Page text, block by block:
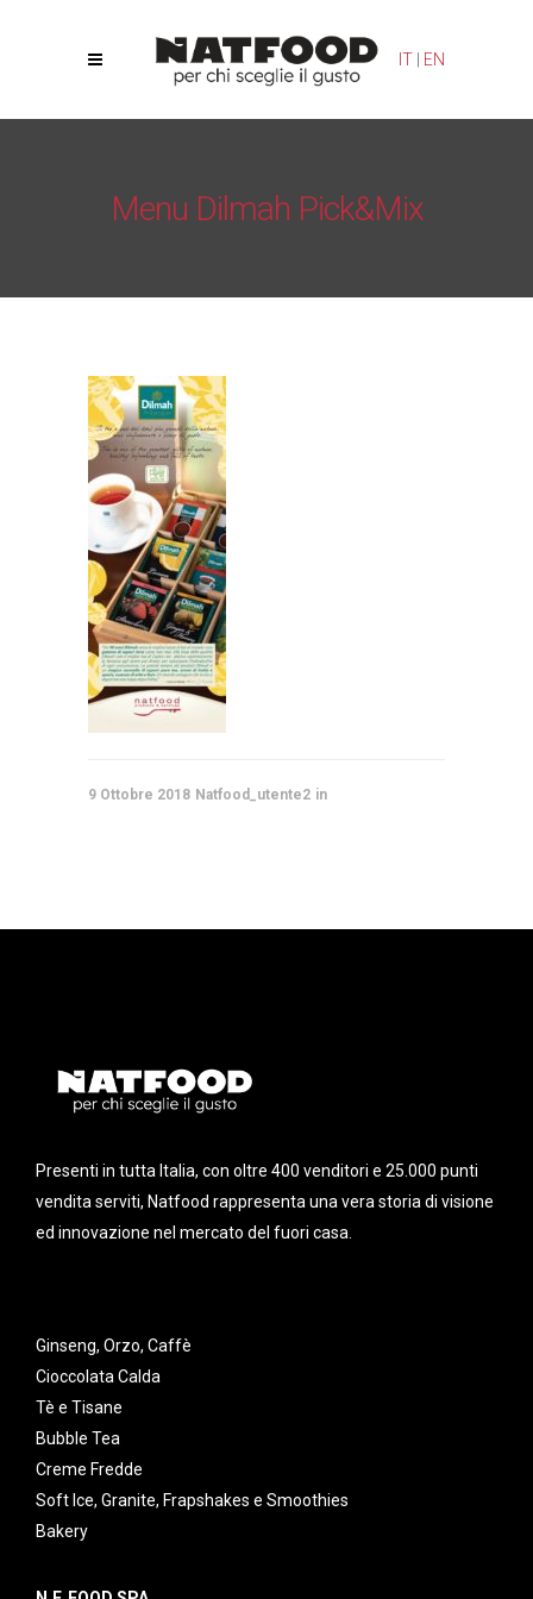
IT EN
Menu Dilmah Pick&Mix
9 Ottobre 2018 Natfood_utente2
Presenti in tutta Italia, con oltre 400 venditori e 25.000 punti
vendita serviti, Natfood rappresenta una vera storia di visione
ed innovazione nel mercato del fuori casa.
Ginseng, Orzo, Caffè
Cioccolata Calda
Tè e Tisane
Bubble Tea
Creme Fredde
Soft Ice, Granite, Frapshakes e Smoothies
Bakery
Le tue preferenze relative alla privacy